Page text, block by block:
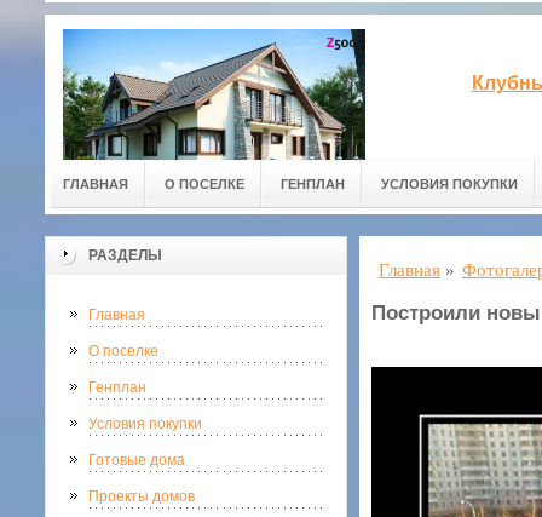
ГЛАВНАЯ О ПОСЕЛКЕ ГЕНПЛАН УСЛОВИЯ ПОКУПКИ
РАЗДЕЛЫ
Главная
О поселке
Генплан
Условия покупки
Готовые дома
Проекты домов
Главная »
Построили